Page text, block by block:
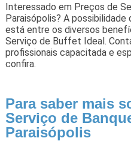
Interessado em Preços de
Paraisópolis? A
está entre os diversos
Serviço de Buffet Ideal.
profissionais capacitada e
confira.
Para saber mais
Serviço de
Paraisópolis